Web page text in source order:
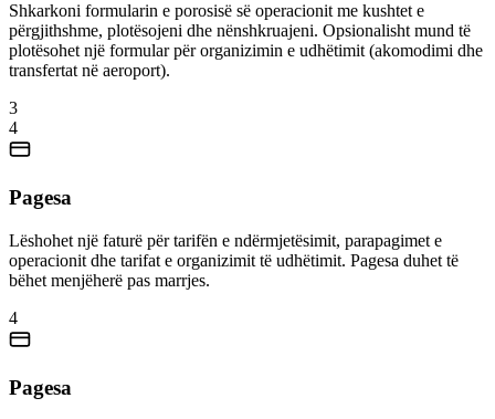
Shkarkoni formularin e porosisë së operacionit me kushtet e
përgjithshme, plotësojeni dhe nënshkruajeni. Opsionalisht mund të
plotësohet një formular për organizimin e udhëtimit (akomodimi dhe
transfertat në aeroport).
3
4
Pagesa
Lëshohet një faturë për tarifën e ndërmjetësimit, parapagimet e
operacionit dhe tarifat e organizimit të udhëtimit. Pagesa duhet të
bëhet menjëherë pas marrjes.
4
Pagesa